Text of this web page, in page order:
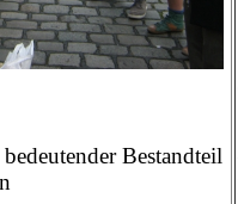
Bestandteil